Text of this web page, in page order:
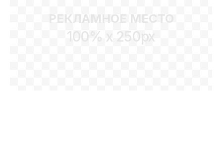
РЕКЛАМНОЕ МЕСТО
100% x 250px